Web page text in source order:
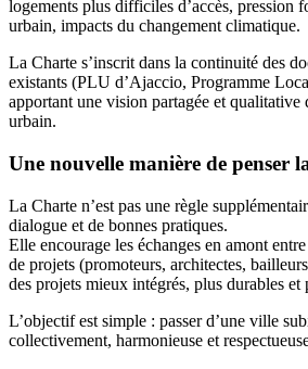
logements plus difficiles d’accès, pression
urbain, impacts du changement climatique.
La Charte s’inscrit dans la continuité des
existants (PLU d’Ajaccio, Programme
apportant une vision partagée et qualitative
urbain.
Une nouvelle manière de penser
La Charte n’est pas une règle
dialogue et de bonnes pratiques.
Elle encourage les échanges en amont
de projets (promoteurs, architectes,
des projets mieux intégrés, plus durables et
L’objectif est simple : passer d’une ville
collectivement, harmonieuse et